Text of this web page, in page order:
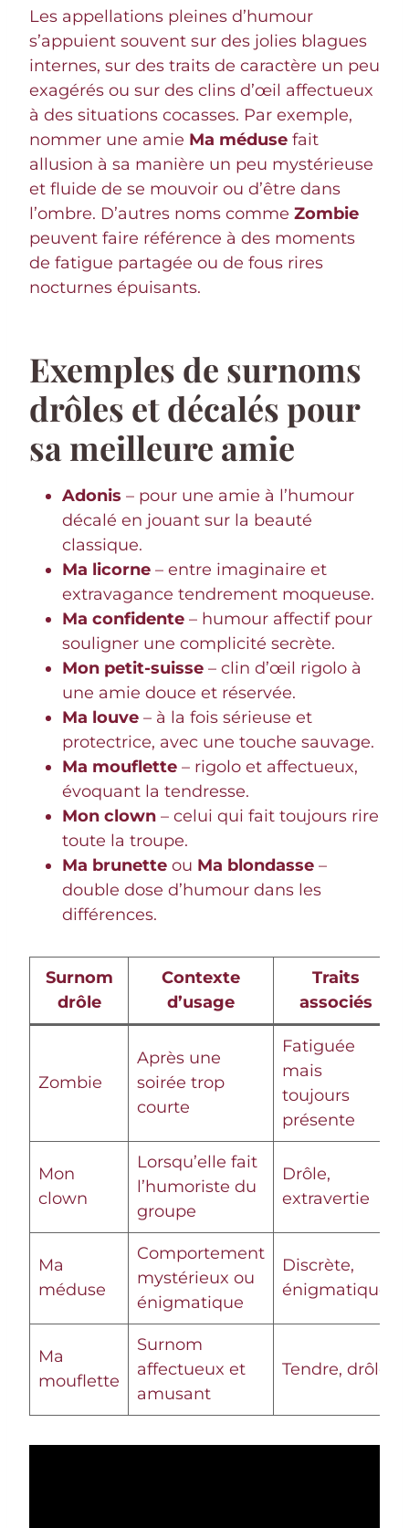
Les appellations pleines d’humour
s’appuient souvent sur des jolies blagues
internes, sur des traits de caractère un peu
exagérés ou sur des clins d’œil affectueux
à des situations cocasses. Par exemple,
nommer une amie Ma méduse fait
allusion à sa manière un peu mystérieuse
et fluide de se mouvoir ou d’être dans
l’ombre. D’autres noms comme Zombie
peuvent faire référence à des moments
de fatigue partagée ou de fous rires
nocturnes épuisants.
Exemples de surnoms
drôles et décalés pour
sa meilleure amie
Adonis – pour une amie à l’humour
décalé en jouant sur la beauté
classique.
Ma licorne – entre imaginaire et
extravagance tendrement moqueuse.
Ma confidente – humour affectif pour
souligner une complicité secrète.
Mon petit-suisse – clin d’œil rigolo à
une amie douce et réservée.
Ma louve – à la fois sérieuse et
protectrice, avec une touche sauvage.
Ma mouflette – rigolo et affectueux,
évoquant la tendresse.
Mon clown – celui qui fait toujours rire
toute la troupe.
Ma brunette ou Ma blondasse –
double dose d’humour dans les
différences.
Surnom
drôle
Contexte
d’usage
Traits
associés
Zombie
Après une
soirée trop
courte
Fatiguée
mais
toujours
présente
Mon
clown
Lorsqu’elle fait
l’humoriste du
groupe
Drôle,
extravertie
Ma
méduse
Comportement
mystérieux ou
énigmatique
Discrète,
énigmatique
Ma
mouflette
Surnom
affectueux et
amusant
Tendre, drôle